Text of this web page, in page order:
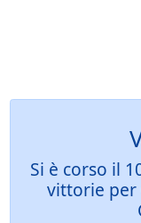
Si è corso il
vittorie per